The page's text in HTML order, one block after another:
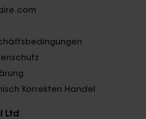
Korrekten Handel
Ltd